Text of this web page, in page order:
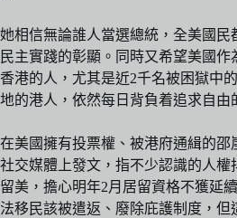
她相信無論誰人當選總統，全美國民
民主實踐的彰顯。同時又希望美國
香港的人，尤其是近2千名被困獄中
地的港人，依然每日背負着追求自由
在美國擁有投票權、被港府通緝的邵
社交媒體上發文，指不少認識的人權
留美，擔心明年2月居留資格不獲延
法移民該被遣返、廢除庇護制度，但